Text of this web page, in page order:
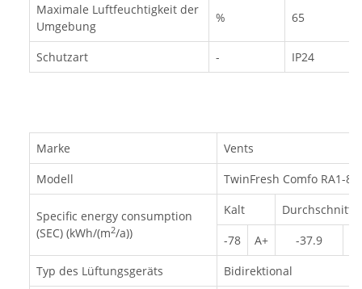
Maximale Luftfeuchtigkeit der
Umgebung
% 65
Schutzart - IP24
Marke
Vents
Modell
TwinFresh Comfo RA1-85
Specific energy consumption
(SEC) (kWh/(m2/a))
Kalt
-78
A+ -37.9
Typ des Lüftungsgeräts
Bidirektional